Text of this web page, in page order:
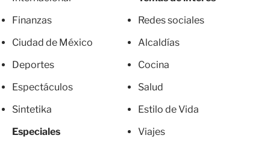
Finanzas
Ciudad de México
Deportes
Espectáculos
Sintetika
Especiales
Redes sociales
Alcaldías
Cocina
Salud
Estilo de Vida
Viajes